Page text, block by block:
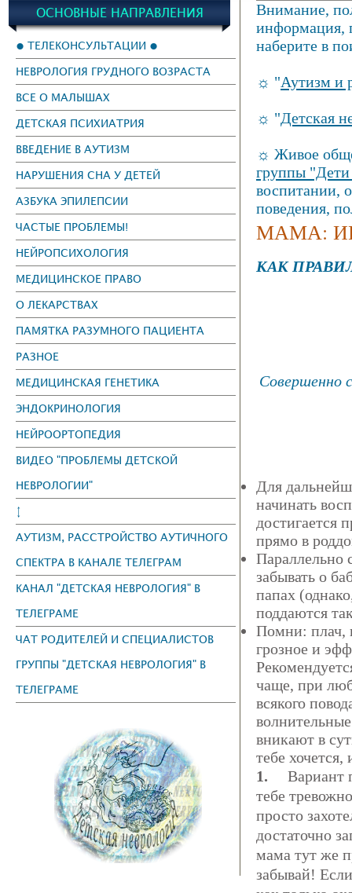
ОСНОВНЫЕ НАПРАВЛЕНИЯ
● ТЕЛЕКОНСУЛЬТАЦИИ ●
НЕВРОЛОГИЯ ГРУДНОГО ВОЗРАСТА
ВСЕ О МАЛЫШАХ
ДЕТСКАЯ ПСИХИАТРИЯ
ВВЕДЕНИЕ В АУТИЗМ
НАРУШЕНИЯ СНА У ДЕТЕЙ
АЗБУКА ЭПИЛЕПСИИ
ЧАСТЫЕ ПРОБЛЕМЫ!
НЕЙРОПСИХОЛОГИЯ
МЕДИЦИНСКОЕ ПРАВО
О ЛЕКАРСТВАХ
ПАМЯТКА РАЗУМНОГО ПАЦИЕНТА
РАЗНОЕ
МЕДИЦИНСКАЯ ГЕНЕТИКА
ЭНДОКРИНОЛОГИЯ
НЕЙРООРТОПЕДИЯ
ВИДЕО "ПРОБЛЕМЫ ДЕТСКОЙ
НЕВРОЛОГИИ"
↕
АУТИЗМ, РАССТРОЙСТВО АУТИЧНОГО
СПЕКТРА В КАНАЛЕ ТЕЛЕГРАМ
КАНАЛ "ДЕТСКАЯ НЕВРОЛОГИЯ" В
ТЕЛЕГРАМЕ
ЧАТ РОДИТЕЛЕЙ И СПЕЦИАЛИСТОВ
ГРУППЫ "ДЕТСКАЯ НЕВРОЛОГИЯ" В
ТЕЛЕГРАМЕ
Внимание,
информация,
наберите в
☼ "Аутизм и
☼ "Детская
☼ Живое
группы
воспитании,
поведения,
МАМА:
КАК
Совершенно
Для
начинать
достигается
прямо в
Параллельно
забывать о
папах
поддаются
Помни: плач,
грозное и
чаще, при
всякого
вникают в
тебе
1. Вариант
тебе
просто
достаточно
мама тут же
забывай!